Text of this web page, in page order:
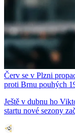
Červ se v Plzni
proti Brnu pouhých
Ještě v dubnu ho
startu nové sezony